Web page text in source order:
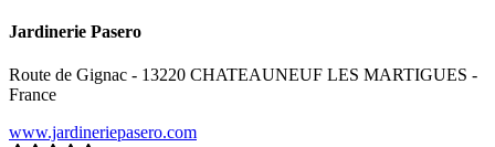
Jardinerie Pasero
Route de Gignac - 13220 CHATEAUNEUF LES MARTIGUES -
France
www.jardineriepasero.com